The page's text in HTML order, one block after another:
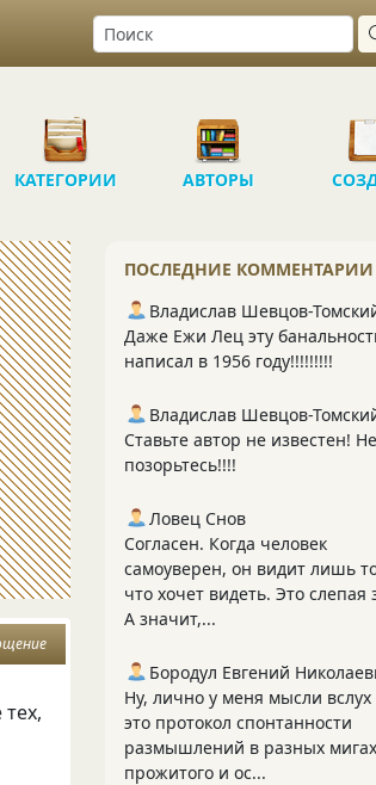
КАТЕГОРИИ АВТОРЫ
ПОСЛЕДНИЕ КОММЕНТАРИИ
Владислав Шевцов-
Даже Ежи Лец эту
написал в 1956 году!!!!!!!!!
Владислав Шевцов-
Ставьте автор не известен! Не
позорьтесь!!!!
Ловец Снов
Согласен. Когда человек
самоуверен, он видит лишь
что хочет видеть. Это слепая
А значит,...
Бородул Евгений
Ну, лично у меня мысли
это протокол спонтанности
размышлений в разных мигах
прожитого и ос...